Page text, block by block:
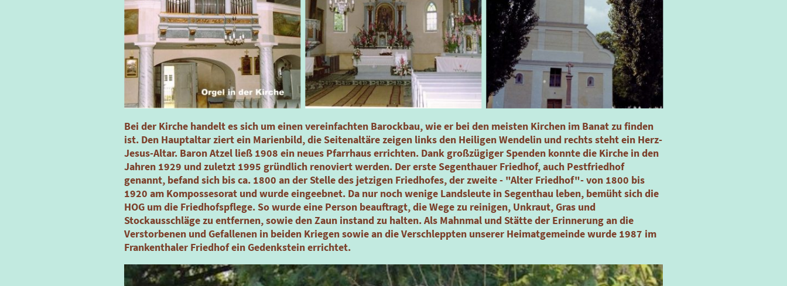
Bei der Kirche handelt es sich um einen vereinfachten Barockbau, wie er bei den meisten Kirchen im Banat zu finden
ist. Den Hauptaltar ziert ein Marienbild, die Seitenaltäre zeigen links den Heiligen Wendelin und rechts steht ein Herz-
Jesus-Altar. Baron Atzel ließ 1908 ein neues Pfarrhaus errichten. Dank großzügiger Spenden konnte die Kirche in den
Jahren 1929 und zuletzt 1995 gründlich renoviert werden. Der erste Segenthauer Friedhof, auch Pestfriedhof
genannt, befand sich bis ca. 1800 an der Stelle des jetzigen Friedhofes, der zweite - "Alter Friedhof"- von 1800 bis
1920 am Kompossesorat und wurde eingeebnet. Da nur noch wenige Landsleute in Segenthau leben, bemüht sich die
HOG um die Friedhofspflege. So wurde eine Person beauftragt, die Wege zu reinigen, Unkraut, Gras und
Stockausschläge zu entfernen, sowie den Zaun instand zu halten. Als Mahnmal und Stätte der Erinnerung an die
Verstorbenen und Gefallenen in beiden Kriegen sowie an die Verschleppten unserer Heimatgemeinde wurde 1987 im
Frankenthaler Friedhof ein Gedenkstein errichtet.